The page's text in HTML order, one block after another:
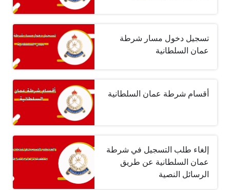
تسجيل دخول مسار شرطة
عمان السلطانية
أقسام شرطة عمان السلطانية
إلغاء طلب التسجيل في شرطة
عمان السلطانية عن طريق
الرسائل النصية